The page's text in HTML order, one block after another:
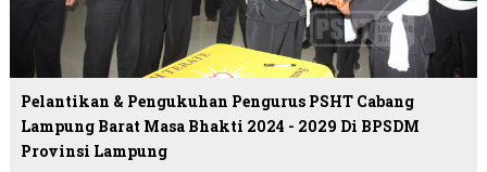
Pelantikan & Pengukuhan Pengurus PSHT Cabang
Lampung Barat Masa Bhakti 2024 - 2029 Di BPSDM
Provinsi Lampung